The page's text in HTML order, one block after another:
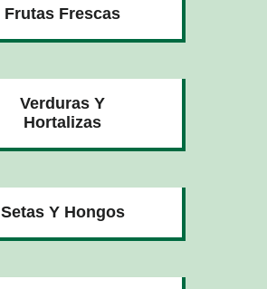
Frutas Frescas
Verduras Y
Hortalizas
Setas Y Hongos